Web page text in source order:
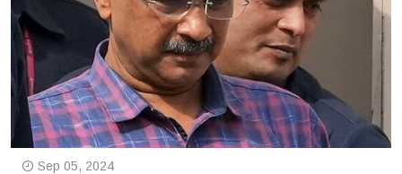
Sep 05, 2024